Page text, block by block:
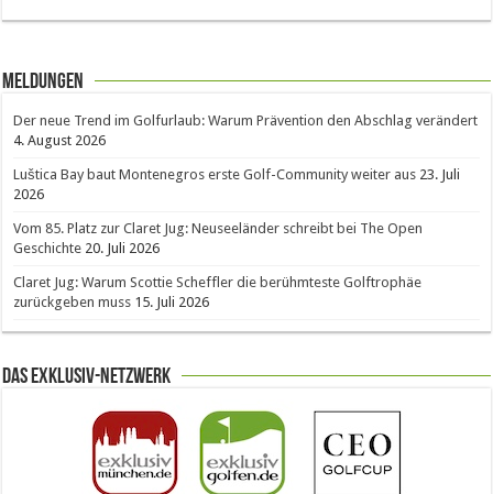
Meldungen
Der neue Trend im Golfurlaub: Warum Prävention den Abschlag verändert
4. August 2026
Luštica Bay baut Montenegros erste Golf-Community weiter aus 23. Juli
2026
Vom 85. Platz zur Claret Jug: Neuseeländer schreibt bei The Open
Geschichte 20. Juli 2026
Claret Jug: Warum Scottie Scheffler die berühmteste Golftrophäe
zurückgeben muss 15. Juli 2026
Das Exklusiv-Netzwerk